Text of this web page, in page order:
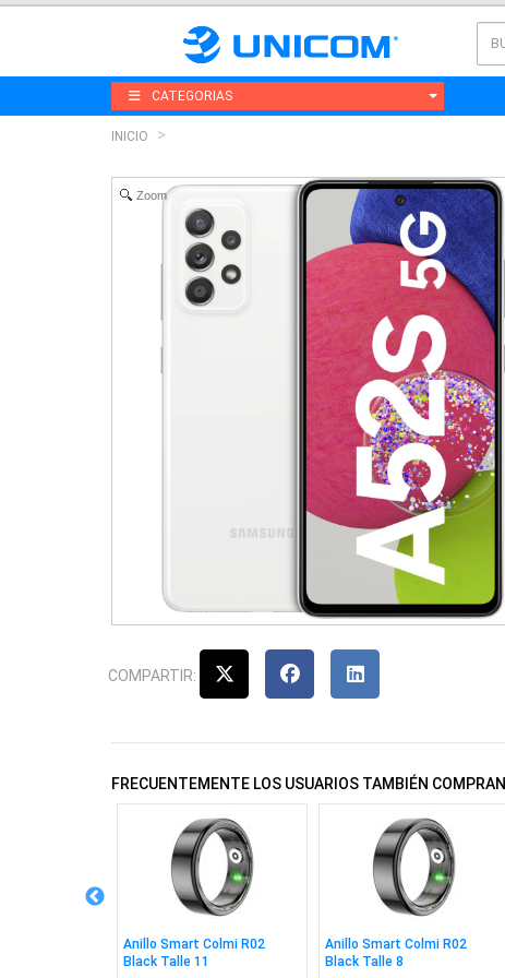
CATEGORIAS
INICIO
Zoom
COMPARTIR:
FRECUENTEMENTE LOS USUARIOS TAMBIÉN COMPRAN
Anillo Smart Colmi R02
Black Talle 11
Anillo Smart Colmi R02
Black Talle 8